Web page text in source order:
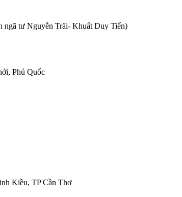
ngã tư Nguyễn Trãi- Khuất Duy Tiến)
Phú Quốc
Kiều, TP Cần Thơ